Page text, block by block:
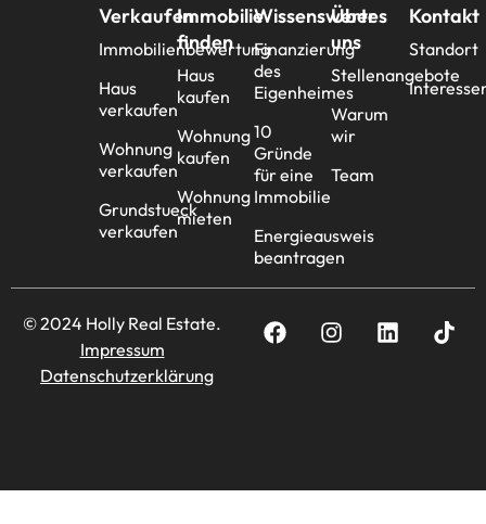
Verkaufen
Immobilienbewertung
Haus
verkaufen
Wohnung
verkaufen
Grundstueck
verkaufen
Immobilie
finden
Haus
kaufen
Wohnung
kaufen
Wohnung
mieten
Wissenswertes
Finanzierung
des
Eigenheimes
10
Gründe
für eine
Immobilie
Energieausweis
beantragen
Über
uns
Stellenangebote
Warum
wir
Team
Kontakt
Standort
© 2024 Holly Real Estate.
Impressum
Datenschutzerklärung